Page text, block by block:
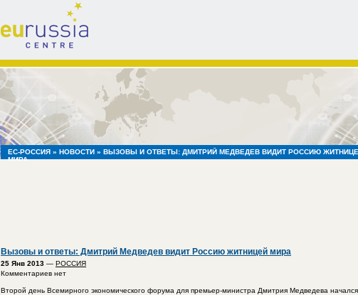
eurussia
centre
ЕС-РОССИЯ » НОВОСТИ » ВЫЗОВЫ И ОТВЕТЫ: ДМИТРИЙ МЕДВЕДЕВ ВИДИТ РОССИЮ
МИРА
Вызовы и ответы: Дмитрий Медведев видит Россию житницей мира
25 Янв 2013 — РОССИЯ
Комментариев нет
Второй день Всемирного экономического форума для премьер-министра Дмитрия Медведева начался